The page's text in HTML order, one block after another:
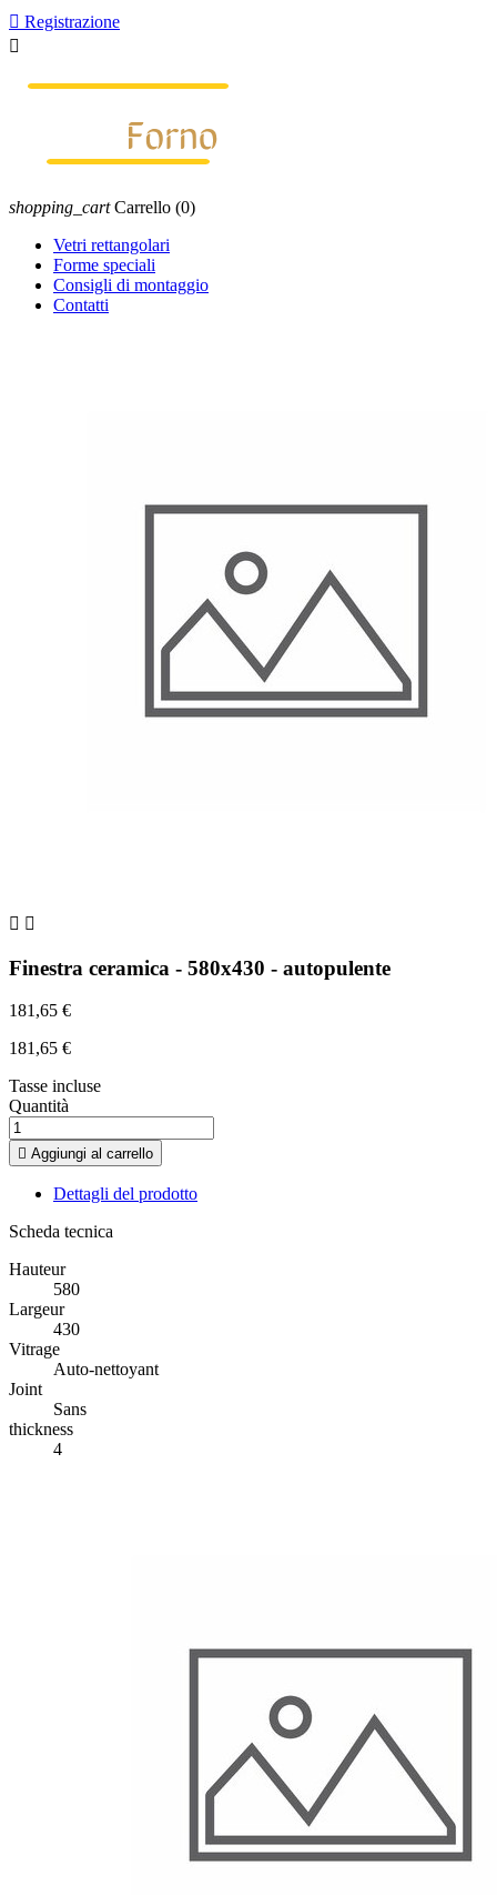
 Registrazione

shopping_cart Carrello (0)
Vetri rettangolari
Forme speciali
Consigli di montaggio
Contatti
 
Finestra ceramica - 580x430 - autopulente
181,65 €
181,65 €
Tasse incluse
Quantità
 Aggiungi al carrello
Dettagli del prodotto
Scheda tecnica
Hauteur
580
Largeur
430
Vitrage
Auto-nettoyant
Joint
Sans
thickness
4